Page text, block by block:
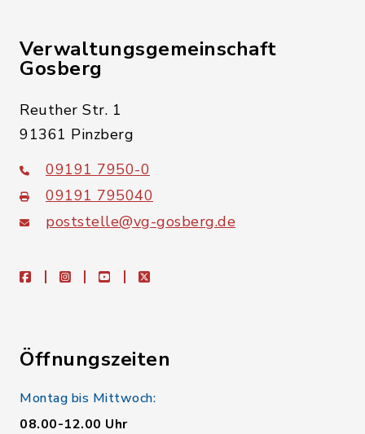
Verwaltungsgemeinschaft
Gosberg
Reuther Str. 1
91361 Pinzberg
09191 7950-0
09191 795040
poststelle@vg-gosberg.de
facebookinstagramyoutubeX
Öffnungszeiten
Montag bis Mittwoch:
08.00-12.00 Uhr